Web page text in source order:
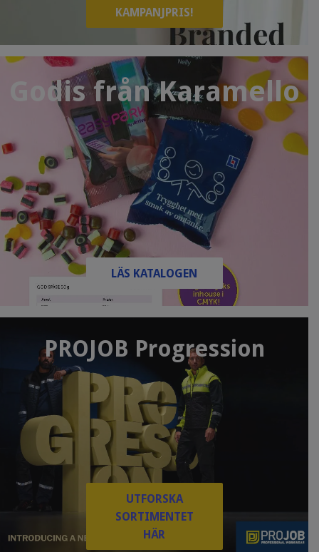
KAMPANJPRIS!
Godis från Karamello
LÄS KATALOGEN
PROJOB Progression
UTFORSKA
SORTIMENTET
HÄR